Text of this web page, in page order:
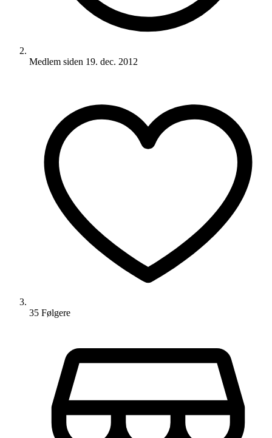
Medlem siden 19. dec. 2012
35 Følgere